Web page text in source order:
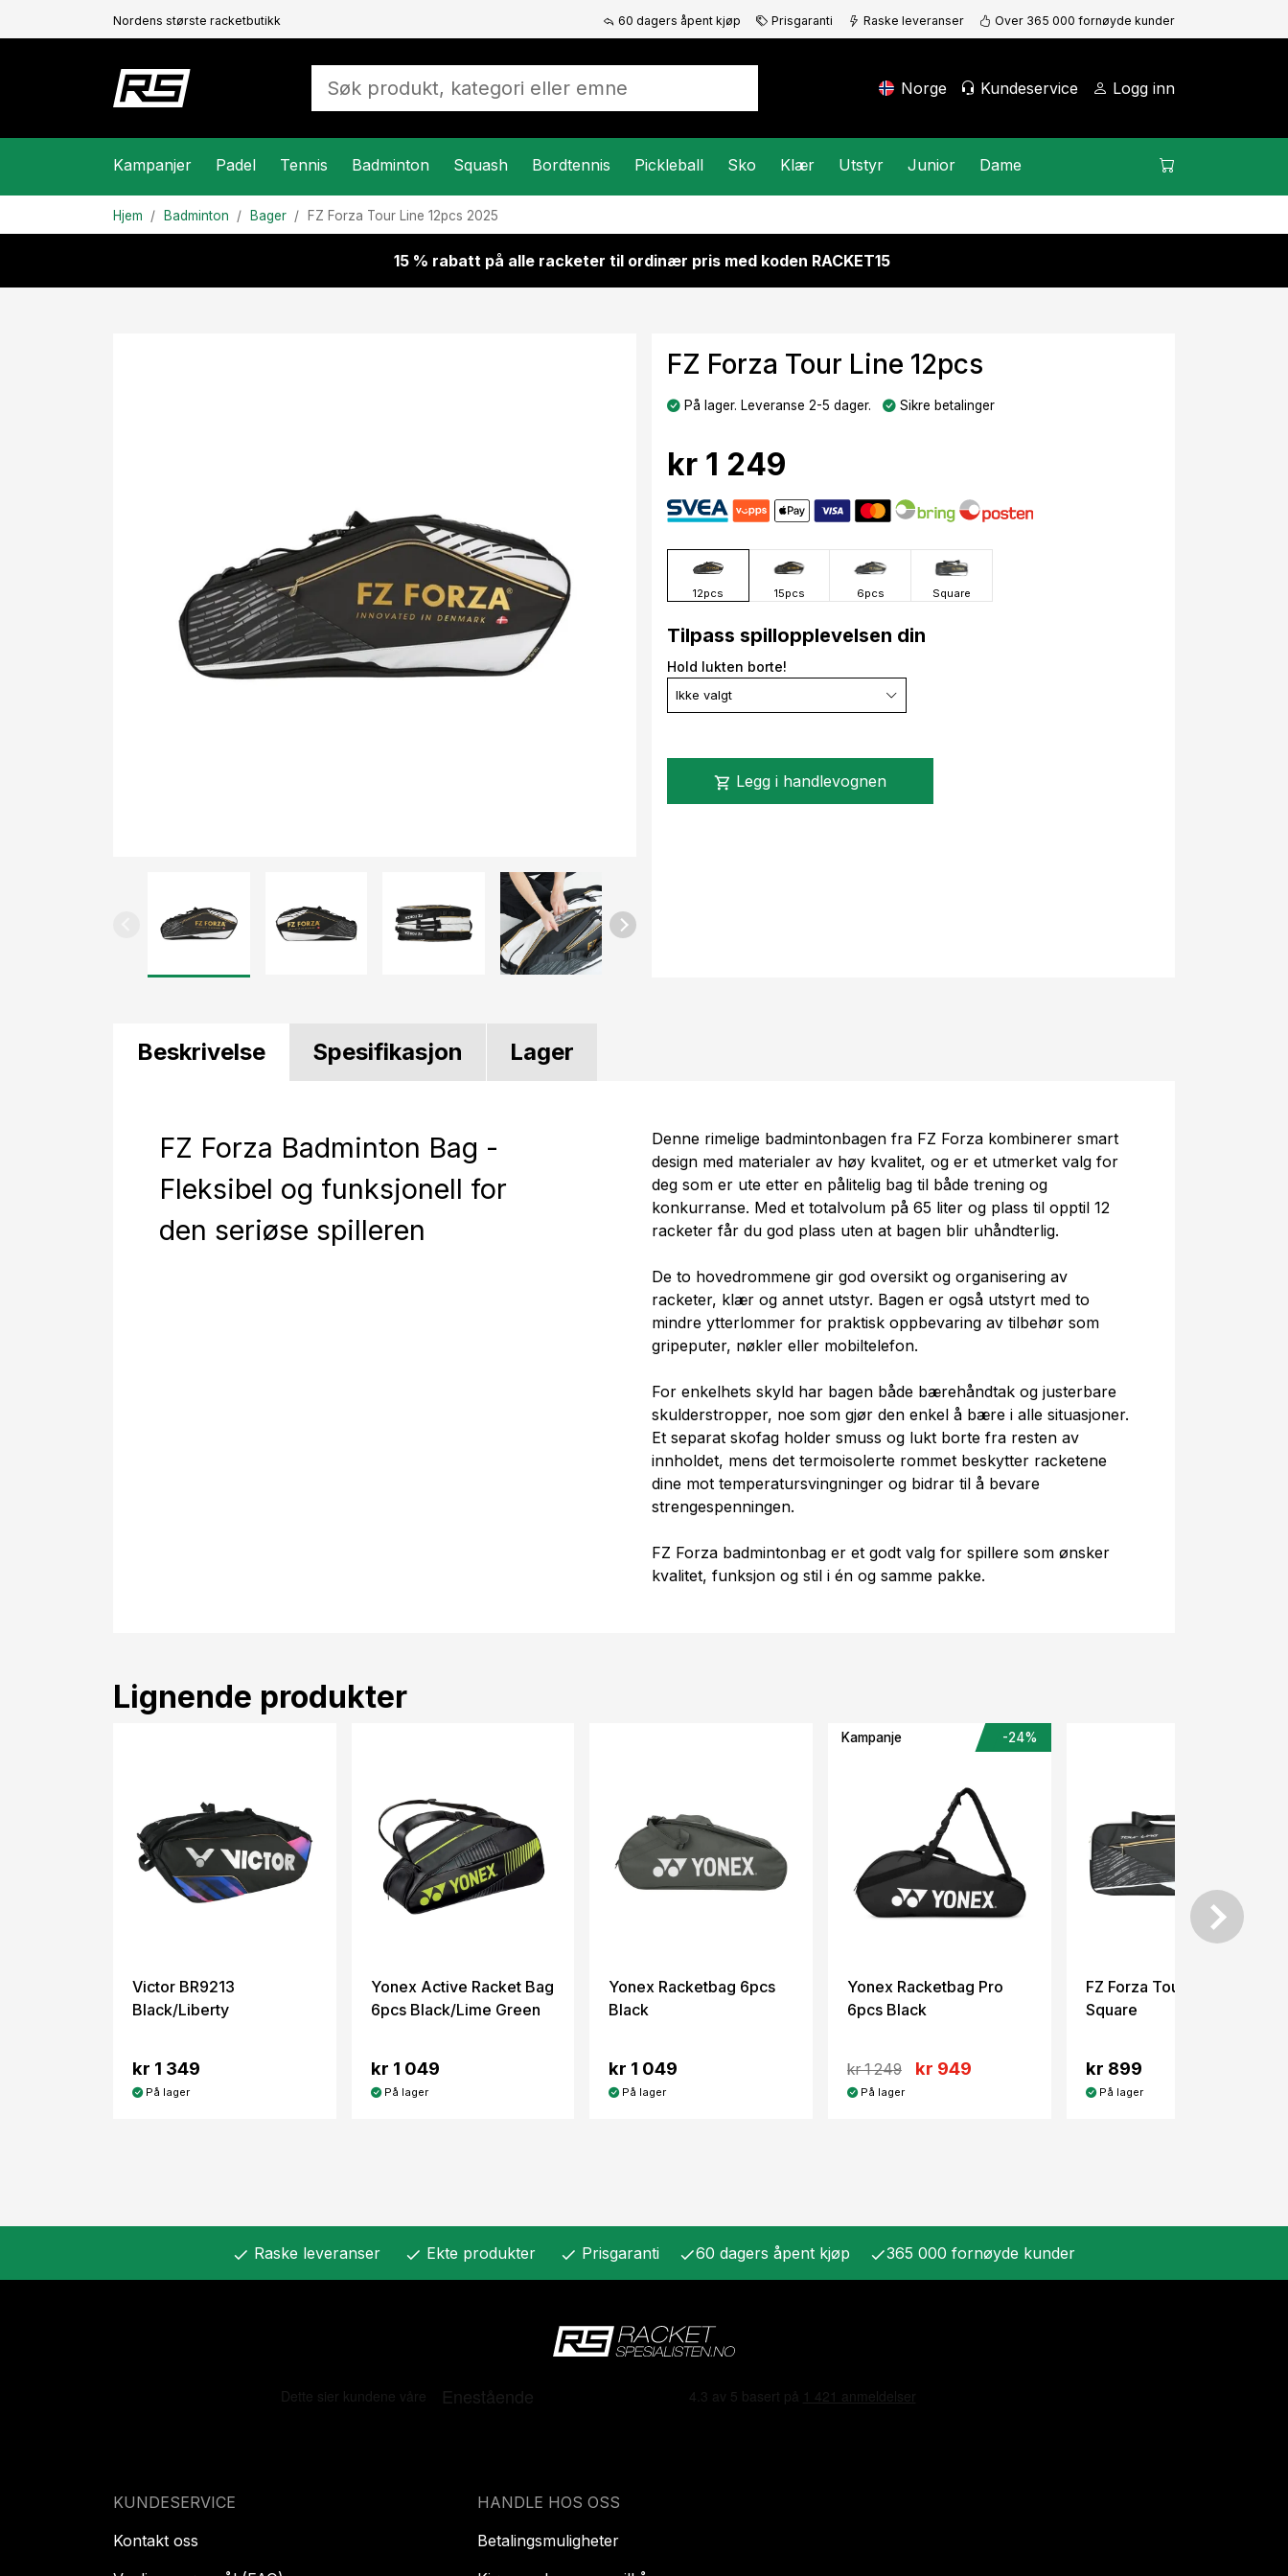
Nordens største racketbutikk 60 dagers åpent kjøp Prisgaranti Raske leveranser Over 365 000 fornøyde kunder
Norge Kundeservice Logg inn
Kampanjer Padel Tennis Badminton Squash Bordtennis Pickleball Sko Klær Utstyr Junior Dame
Hjem Badminton Bager FZ Forza Tour Line 12pcs 2025
15 % rabatt på alle racketer til ordinær pris med koden RACKET15
FZ Forza Tour Line 12pcs
På lager. Leveranse 2-5 dager. Sikre betalinger
kr 1 249
12pcs 15pcs 6pcs Square
Tilpass spillopplevelsen din
Hold lukten borte!
Ikke valgt
shopping_cart Legg i handlevognen
Beskrivelse Spesifikasjon Lager
FZ Forza Badminton Bag -
Fleksibel og funksjonell for
den seriøse spilleren
Denne rimelige badmintonbagen fra FZ Forza kombinerer smart
design med materialer av høy kvalitet, og er et utmerket valg for
deg som er ute etter en pålitelig bag til både trening og
konkurranse. Med et totalvolum på 65 liter og plass til opptil 12
racketer får du god plass uten at bagen blir uhåndterlig.
De to hovedrommene gir god oversikt og organisering av
racketer, klær og annet utstyr. Bagen er også utstyrt med to
mindre ytterlommer for praktisk oppbevaring av tilbehør som
gripeputer, nøkler eller mobiltelefon.
For enkelhets skyld har bagen både bærehåndtak og justerbare
skulderstropper, noe som gjør den enkel å bære i alle situasjoner.
Et separat skofag holder smuss og lukt borte fra resten av
innholdet, mens det termoisolerte rommet beskytter racketene
dine mot temperatursvingninger og bidrar til å bevare
strengespenningen.
FZ Forza badmintonbag er et godt valg for spillere som ønsker
kvalitet, funksjon og stil i én og samme pakke.
Lignende produkter
Victor BR9213
Black/Liberty
kr 1 349
På lager
Yonex Active Racket Bag
6pcs Black/Lime Green
kr 1 049
På lager
Yonex Racketbag 6pcs
Black
kr 1 049
På lager
Kampanje -24%
Yonex Racketbag Pro
6pcs Black
kr 1 249 kr 949
På lager
FZ Forza Tour Line
Square
kr 899
På lager
check Raske leveranser check Ekte produkter check Prisgaranti check60 dagers åpent kjøp check365 000 fornøyde kunder
KUNDESERVICE
Kontakt oss
HANDLE HOS OSS
Betalingsmuligheter